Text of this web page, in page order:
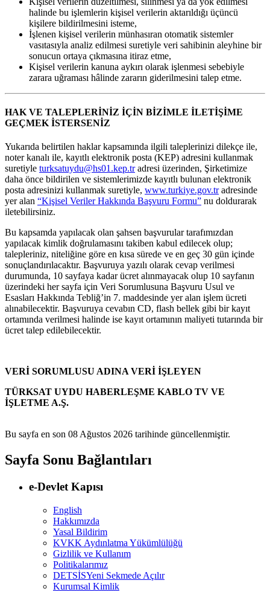
halinde bu işlemlerin kişisel verilerin aktarıldığı üçüncü
kişilere bildirilmesini isteme,
İşlenen kişisel verilerin münhasıran otomatik sistemler
vasıtasıyla analiz edilmesi suretiyle veri sahibinin aleyhine bir
sonucun ortaya çıkmasına itiraz etme,
Kişisel verilerin kanuna aykırı olarak işlenmesi sebebiyle
zarara uğraması hâlinde zararın giderilmesini talep etme.
HAK VE TALEPLERİNİZ İÇİN BİZİMLE İLETİŞİME
GEÇMEK İSTERSENİZ
Yukarıda belirtilen haklar kapsamında ilgili taleplerinizi dilekçe ile,
noter kanalı ile, kayıtlı elektronik posta (KEP) adresini kullanmak
suretiyle turksatuydu@hs01.kep.tradresi üzerinden, Şirketimize
daha önce bildirilen ve sistemlerimizde kayıtlı bulunan elektronik
posta adresinizi kullanmak suretiyle, www.turkiye.gov.tradresinde
yer alan “Kişisel Veriler Hakkında Başvuru Formu” nu doldurarak
iletebilirsiniz.
Bu kapsamda yapılacak olan şahsen başvurular tarafımızdan
yapılacak kimlik doğrulamasını takiben kabul edilecek olup;
talepleriniz, niteliğine göre en kısa sürede ve en geç 30 gün içinde
sonuçlandırılacaktır. Başvuruya yazılı olarak cevap verilmesi
durumunda, 10 sayfaya kadar ücret alınmayacak olup 10 sayfanın
üzerindeki her sayfa için Veri Sorumlusuna Başvuru Usul ve
Esasları Hakkında Tebliğ’in 7. maddesinde yer alan işlem ücreti
alınabilecektir. Başvuruya cevabın CD, flash bellek gibi bir kayıt
ortamında verilmesi halinde ise kayıt ortamının maliyeti tutarında bir
ücret talep edilebilecektir.
VERİ SORUMLUSU ADINA VERİ İŞLEYEN
TÜRKSAT UYDU HABERLEŞME KABLO TV VE
İŞLETME A.Ş.
Bu sayfa en son 08 Ağustos 2026 tarihinde güncellenmiştir.
Sayfa Sonu Bağlantıları
e-Devlet Kapısı
English
Hakkımızda
Yasal Bildirim
KVKK Aydınlatma Yükümlülüğü
Gizlilik ve Kullanım
Politikalarımız
DETSİSYeni Sekmede Açılır
Kurumsal Kimlik